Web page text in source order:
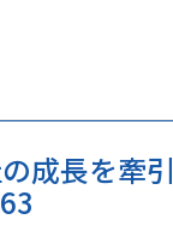
成長を牽引